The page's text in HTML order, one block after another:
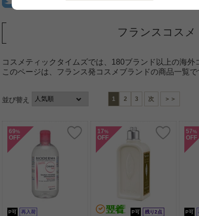
フランスコスメ
コスメティックタイムズでは、180ブランド以上の海外
このページは、フランス発コスメブランドの商品一覧で
並び替え 1 2 3 次 ＞＞
69%
OFF
P可 再入荷
17%
OFF
P可 残り2点
57%
OFF
P可